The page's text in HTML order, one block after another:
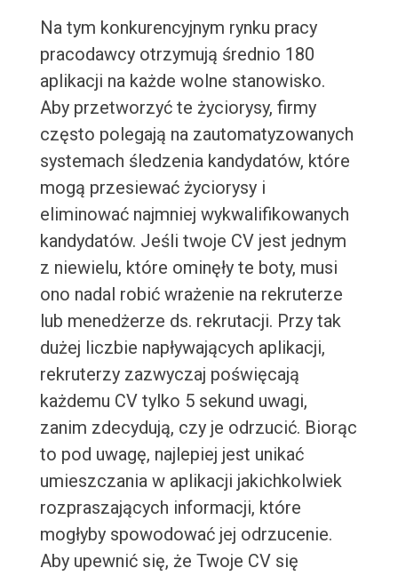
Na tym konkurencyjnym rynku pracy
pracodawcy otrzymują średnio 180
aplikacji na każde wolne stanowisko.
Aby przetworzyć te życiorysy, firmy
często polegają na zautomatyzowanych
systemach śledzenia kandydatów, które
mogą przesiewać życiorysy i
eliminować najmniej wykwalifikowanych
kandydatów. Jeśli twoje CV jest jednym
z niewielu, które ominęły te boty, musi
ono nadal robić wrażenie na rekruterze
lub menedżerze ds. rekrutacji. Przy tak
dużej liczbie napływających aplikacji,
rekruterzy zazwyczaj poświęcają
każdemu CV tylko 5 sekund uwagi,
zanim zdecydują, czy je odrzucić. Biorąc
to pod uwagę, najlepiej jest unikać
umieszczania w aplikacji jakichkolwiek
rozpraszających informacji, które
mogłyby spowodować jej odrzucenie.
Aby upewnić się, że Twoje CV się